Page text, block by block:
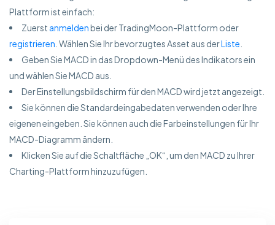
Plattform ist einfach:
Zuerst anmeldenbei der TradingMoon-Plattform oder
registrieren . Wählen Sie Ihr bevorzugtes Asset aus derListe
Geben Sie MACD in das Dropdown-Menü des Indikators ein
und wählen Sie MACD aus.
Der Einstellungsbildschirm für den MACD wird jetzt angezeigt.
Sie können die Standardeingabedaten verwenden oder Ihre
eigenen eingeben. Sie können auch die Farbeinstellungen für Ihr
MACD-Diagramm ändern.
Klicken Sie auf die Schaltfläche „OK“, um den MACD zu Ihrer
Charting-Plattform hinzuzufügen.